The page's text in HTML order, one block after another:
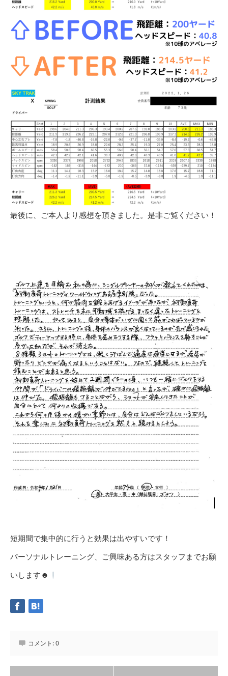
最後に、ご本人より感想を頂きました。是非ご覧ください！
短期間で集中的に行うと効果は出やすいです！
パーソナルトレーニング、ご興味ある方はスタッフまでお願
いします☻
コメント:0